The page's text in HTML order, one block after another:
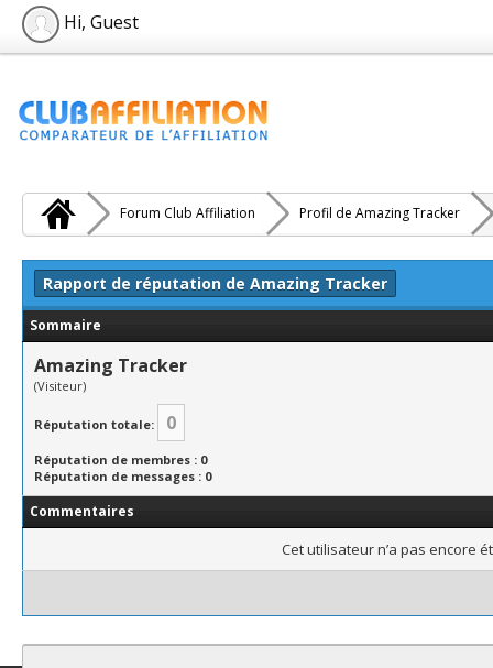
Hi, Guest
Forum Club Affiliation Profil de Amazing Tracker
Rapport de réputation de Amazing Tracker
Sommaire
Amazing Tracker
(Visiteur)
Réputation totale: 0
Réputation de membres : 0
Réputation de messages : 0
Commentaires
Cet utilisateur n’a pas encore